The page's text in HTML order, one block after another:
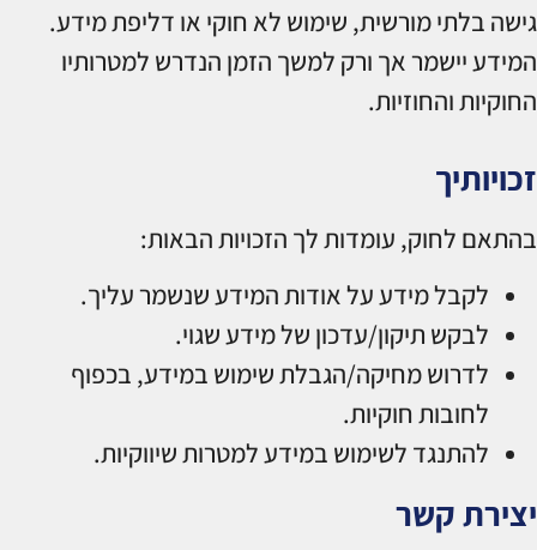
גישה בלתי מורשית, שימוש לא חוקי או דליפת מידע.
המידע יישמר אך ורק למשך הזמן הנדרש למטרותיו
החוקיות והחוזיות.
זכויותיך
בהתאם לחוק, עומדות לך הזכויות הבאות:
לקבל מידע על אודות המידע שנשמר עליך.
לבקש תיקון/עדכון של מידע שגוי.
לדרוש מחיקה/הגבלת שימוש במידע, בכפוף
לחובות חוקיות.
להתנגד לשימוש במידע למטרות שיווקיות.
יצירת קשר